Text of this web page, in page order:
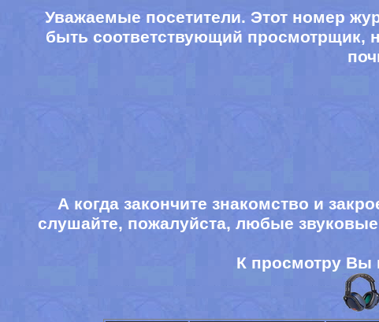
Уважаемые посетители. Этот номер
быть соответствующий просмотрщик,
А когда закончите знакомство и
слушайте, пожалуйста, любые
К просмотру Вы